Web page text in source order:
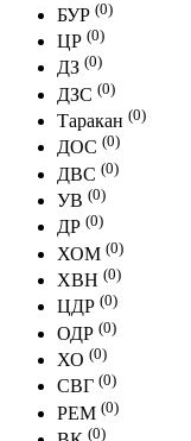
БУР (0)
ЦР (0)
ДЗ (0)
ДЗС (0)
Таракан (0)
ДОС (0)
ДВС (0)
УВ (0)
ДР (0)
ХОМ (0)
ХВН (0)
ЦДР (0)
ОДР (0)
ХО (0)
СВГ (0)
РЕМ (0)
(0)